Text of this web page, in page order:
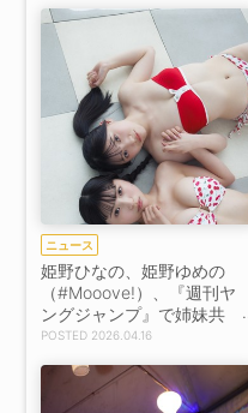
ニュース
姫野ひなの、姫野ゆめの
（#Mooove!）、『週刊ヤ
ングジャンプ』で姉妹共
演！
2026.04.16